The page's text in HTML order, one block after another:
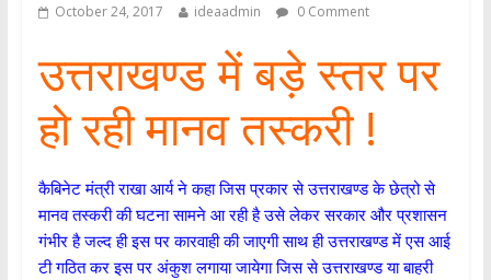
October 24, 2017 ideaadmin 0 Comment
उत्तराखण्ड में बड़े स्तर पर
हो रही मानव तस्करी !
कैबिनेट मंत्री राखा आर्य ने कहा जिस प्रकार से उत्तराखण्ड के छेत्रो से
मानव तस्करी की घटना सामने आ रही है उसे लेकर सरकार और प्रशासन
गंभीर है जल्द ही इस पर कारवाही की जाएगी साथ ही उत्तराखण्ड में एस आई
टी गठित कर इस पर अंकुश लगाया जायेगा जिस से उत्तराखण्ड या बाहरी